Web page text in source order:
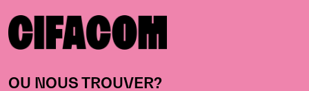
OU NOUS TROUVER?